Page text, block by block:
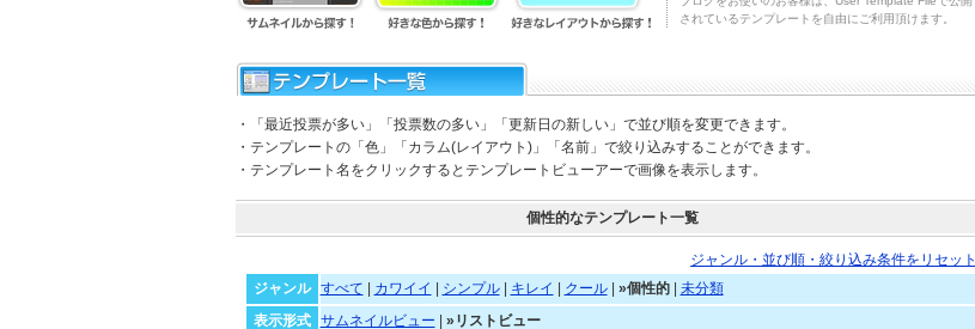
されているテンプレートを自由にご利用頂けます。
・「最近投票が多い」「投票数の多い」「更新日の新しい」で並び順を変更できます。
・テンプレートの「色」「カラム(レイアウト)」「名前」で絞り込みすることができます。
・テンプレート名をクリックするとテンプレートビューアーで画像を表示します。
個性的なテンプレート一覧
ジャンル・並び順・絞り込み条件をリセット
ジャンル
すべて カワイイ シンプル| キレイ クール| »個性的| 未分類
表示形式
サムネイルビュー
»リストビュー